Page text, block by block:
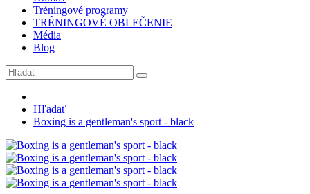
Tréningové programy
TRÉNINGOVÉ OBLEČENIE
Média
Blog
Hľadať
Boxing is a gentleman's sport - black